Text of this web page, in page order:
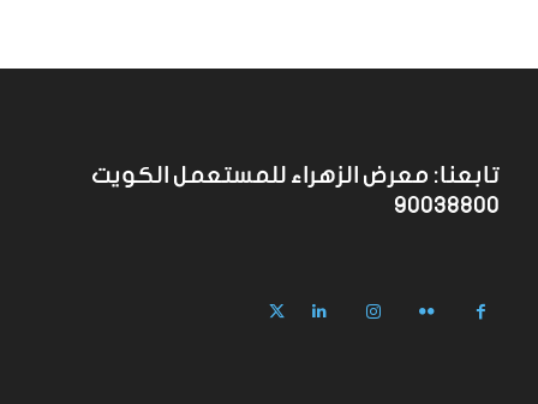
تابعنا: معرض الزهراء للمستعمل الكويت
90038800